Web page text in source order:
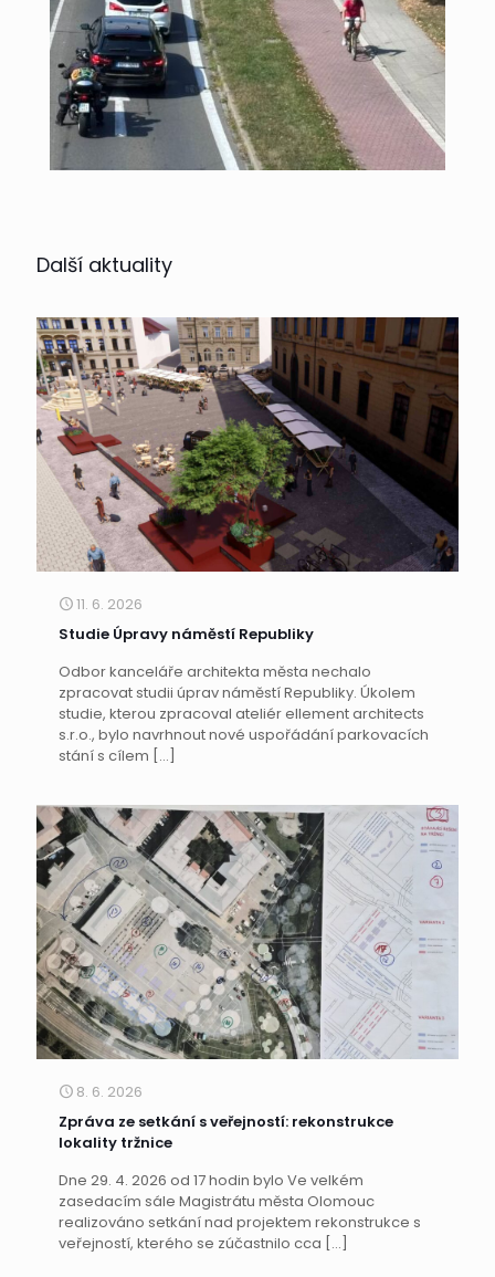
Další aktuality
11. 6. 2026
Studie Úpravy náměstí Republiky
Odbor kanceláře architekta města nechalo
zpracovat studii úprav náměstí Republiky. Úkolem
studie, kterou zpracoval ateliér ellement architects
s.r.o., bylo navrhnout nové uspořádání parkovacích
stání s cílem […]
8. 6. 2026
Zpráva ze setkání s veřejností: rekonstrukce
lokality tržnice
Dne 29. 4. 2026 od 17 hodin bylo Ve velkém
zasedacím sále Magistrátu města Olomouc
realizováno setkání nad projektem rekonstrukce s
veřejností, kterého se zúčastnilo cca […]